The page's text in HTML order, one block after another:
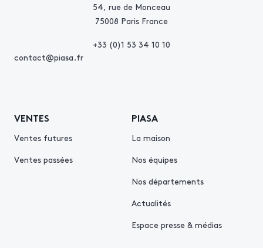
54, rue de Monceau
75008 Paris France
+33 (0)1 53 34 10 10
contact@piasa.fr
VENTES
Ventes futures
Ventes passées
PIASA
La maison
Nos équipes
Nos départements
Actualités
Espace presse & médias